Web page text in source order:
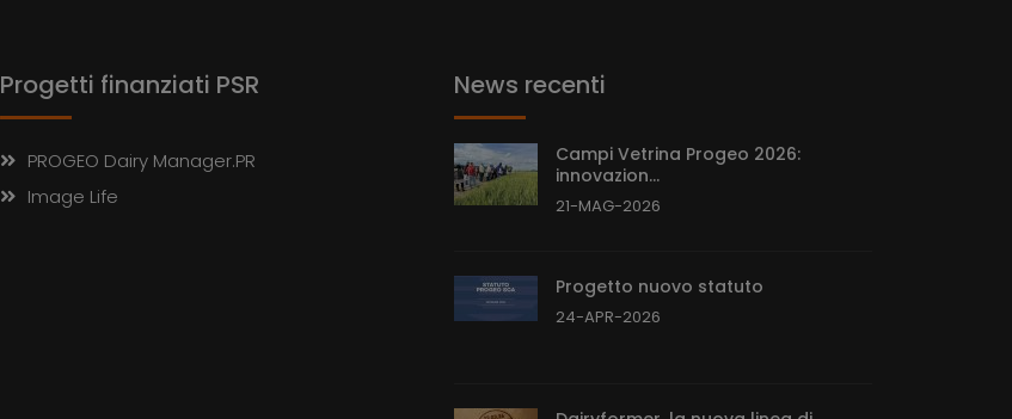
Progetti finanziati PSR
PROGEO Dairy Manager.PR
Image Life
News recenti
Campi Vetrina Progeo 2026:
innovazion...
21-MAG-2026
Progetto nuovo statuto
24-APR-2026